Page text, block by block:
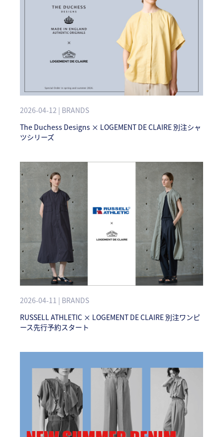
2026-04-12 | BRANDS
The Duchess Designs × LOGEMENT DE CLAIRE 別注シャ
ツシリーズ
2026-04-11 | BRANDS
RUSSELL ATHLETIC × LOGEMENT DE CLAIRE 別注ワンピ
ース先行予約スタート